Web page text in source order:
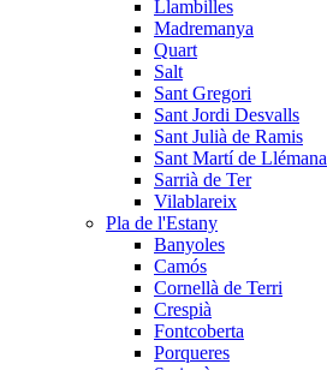
Llambilles
Madremanya
Quart
Salt
Sant Gregori
Sant Jordi Desvalls
Sant Julià de Ramis
Sant Martí de Llémana
Sarrià de Ter
Vilablareix
Pla de l'Estany
Banyoles
Camós
Cornellà de Terri
Crespià
Fontcoberta
Porqueres